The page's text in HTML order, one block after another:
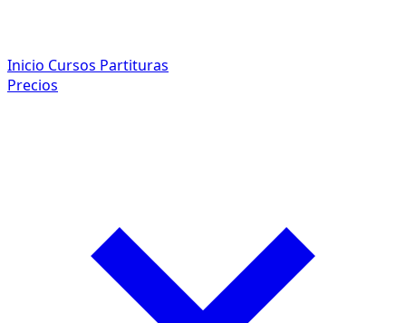
Inicio Cursos Partituras
Precios